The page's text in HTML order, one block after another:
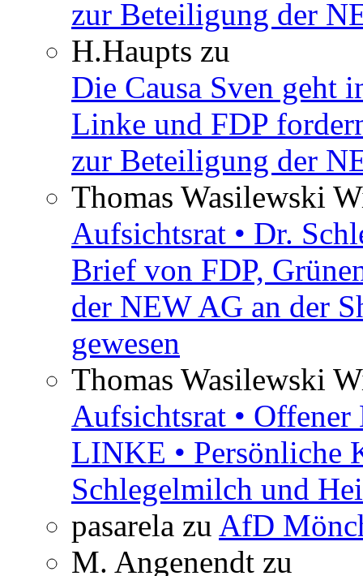
zur Beteiligung der
H.Haupts zu
Die Causa Sven geht
Linke und FDP
zur Beteiligung der
Thomas Wasilewski
Aufsichtsrat • Dr.
Brief von FDP,
der NEW AG an der
gewesen
Thomas Wasilewski
Aufsichtsrat •
LINKE • Persönliche
Schlegelmilch und
pasarela zu AfD
M. Angenendt zu